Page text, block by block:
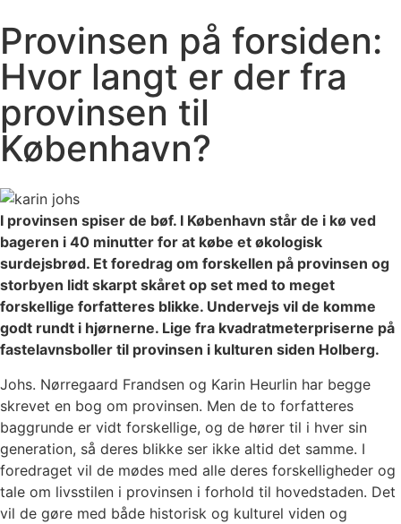
Provinsen på forsiden:
Hvor langt er der fra
provinsen til
København?
I provinsen spiser de bøf. I København står de i kø ved
bageren i 40 minutter for at købe et økologisk
surdejsbrød. Et foredrag om forskellen på provinsen og
storbyen lidt skarpt skåret op set med to meget
forskellige forfatteres blikke. Undervejs vil de komme
godt rundt i hjørnerne. Lige fra kvadratmeterpriserne på
fastelavnsboller til provinsen i kulturen siden Holberg.
Johs. Nørregaard Frandsen og Karin Heurlin har begge
skrevet en bog om provinsen. Men de to forfatteres
baggrunde er vidt forskellige, og de hører til i hver sin
generation, så deres blikke ser ikke altid det samme. I
foredraget vil de mødes med alle deres forskelligheder og
tale om livsstilen i provinsen i forhold til hovedstaden. Det
vil de gøre med både historisk og kulturel viden og